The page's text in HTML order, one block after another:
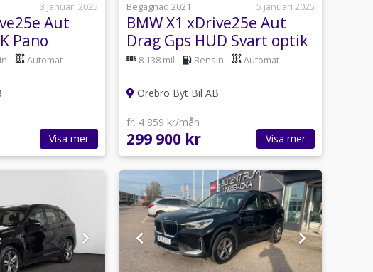
3 januari 2025
Aut
Pano
SPEC
Automat
Visa mer
Begagnad 2021
5 januari 2025
BMW X1 xDrive25e Aut
Drag Gps HUD Svart optik
220hk
8 138 mil Bensin Automat
Örebro Byt Bil AB
fr. 4 859 kr/mån
299 900 kr Visa mer